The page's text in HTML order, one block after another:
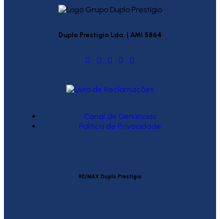
Duplo Prestígio Lda. | AMI 5864
Canal de Denúncias
Política de Privacidade
RE/MAX Duplo Prestígio